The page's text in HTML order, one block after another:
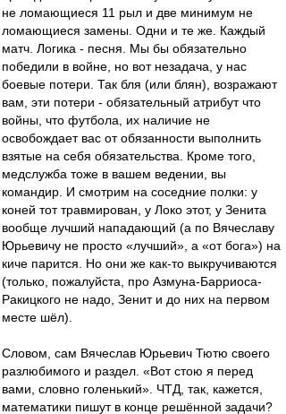
не ломающиеся 11 рыл и две минимум не
ломающиеся замены. Одни и те же. Каждый
матч. Логика - песня. Мы бы обязательно
победили в войне, но вот незадача, у нас
боевые потери. Так бля (или блян), возражают
вам, эти потери - обязательный атрибут что
войны, что футбола, их наличие не
освобождает вас от обязанности выполнить
взятые на себя обязательства. Кроме того,
медслужба тоже в вашем ведении, вы
командир. И смотрим на соседние полки: у
коней тот травмирован, у Локо этот, у Зенита
вообще лучший нападающий (а по Вячеславу
Юрьевичу не просто «лучший», а «от бога») на
киче парится. Но они же как-то выкручиваются
(только, пожалуйста, про Азмуна-Барриоса-
Ракицкого не надо, Зенит и до них на первом
месте шёл).
Словом, сам Вячеслав Юрьевич Тютю своего
разлюбимого и раздел. «Вот стою я перед
вами, словно голенький». ЧТД, так, кажется,
математики пишут в конце решённой задачи?